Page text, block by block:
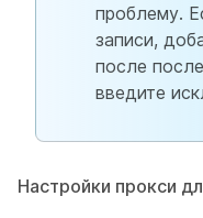
проблему.
записи,
после
введите
Настройки прокси